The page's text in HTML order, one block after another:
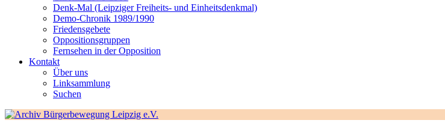
Denk-Mal (Leipziger Freiheits- und Einheitsdenkmal)
Demo-Chronik 1989/1990
Friedensgebete
Oppositionsgruppen
Fernsehen in der Opposition
Kontakt
Über uns
Linksammlung
Suchen